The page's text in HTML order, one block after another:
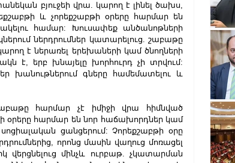
բյուջեի վրա. կարող է լինել ծախս,
և չորեքշաբթի օրերը հարմար են
համար: Խուսափեք անծանոթների
ներդրումներ կատարելուց. շաբաթը
է ներառել երեխաների կամ ծնողների
է, երբ խնայելը խորհուրդ չի տրվում:
գները համեմատելու և
հարմար չէ իմիջի վրա հիմնված
օրերը հարմար են նոր հաճախորդներ կամ
ցանցերում: Չորեքշաբթի օրը
որոնց մասին վաղուց մոռացել
վերցնելուց մինչև ուրբաթ. չկատարման